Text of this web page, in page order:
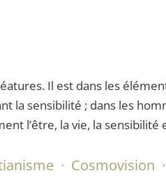
Il est dans les
la sensibilité ; dans les
l’être, la vie, la sensibilité
· Cosmovision ·